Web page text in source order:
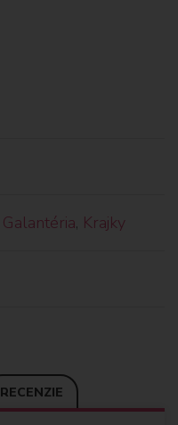
Galantéria, Krajky
RECENZIE